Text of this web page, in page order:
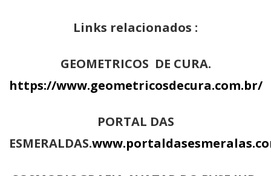
Links relacionados :
GEOMETRICOS DE CURA.
https://www.geometricosdecura.com.br/
PORTAL DAS
ESMERALDAS.